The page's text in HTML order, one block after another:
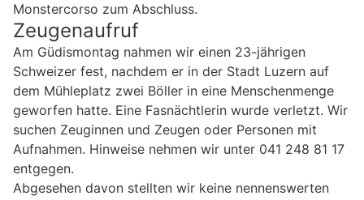
Monstercorso zum Abschluss.
Zeugenaufruf
Am Güdismontag nahmen wir einen 23-jährigen
Schweizer fest, nachdem er in der Stadt Luzern auf
dem Mühleplatz zwei Böller in eine Menschenmenge
geworfen hatte. Eine Fasnächtlerin wurde verletzt. Wir
suchen Zeuginnen und Zeugen oder Personen mit
Aufnahmen. Hinweise nehmen wir unter 041 248 81 17
entgegen.
Abgesehen davon stellten wir keine nennenswerten